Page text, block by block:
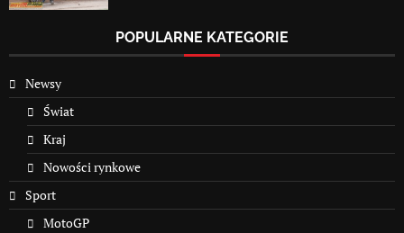
POPULARNE KATEGORIE
Newsy
Świat
Kraj
Nowości rynkowe
Sport
MotoGP